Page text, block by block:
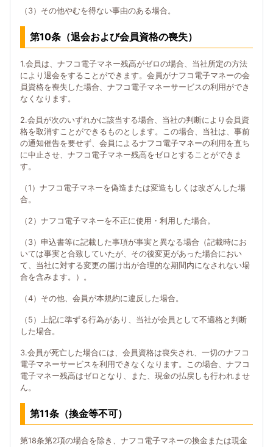
（3）その他やむを得ない事由のある場合。
第10条（退会および会員資格の喪失）
1.会員は、ナフコ電子マネー残高がゼロの場合、当社所定の方法
により退会をすることができます。会員がナフコ電子マネーの会
員資格を喪失した場合、ナフコ電子マネーサービスの利用ができ
なくなります。
2.会員が次のいずれかに該当する場合、当社の判断により会員資
格を取消すことができるものとします。この場合、当社は、事前
の通知催告を要せず、会員によるナフコ電子マネーの利用を直ち
に中止させ、ナフコ電子マネー残高をゼロとすることができま
す。
（1）ナフコ電子マネーを偽造または変造もしくは改ざんした場
合。
（2）ナフコ電子マネーを不正に使用・利用した場合。
（3）申込書等に記載した事項が事実と異なる場合（記載時にお
いては事実と合致していたが、その後変更があった場合におい
て、当社に対する変更の届け出が合理的な期間内になされない場
合を含みます。）。
（4）その他、会員が本規約に違反した場合。
（5）上記に準ずる行為があり、当社が会員として不適格と判断
した場合。
3.会員が死亡した場合には、会員資格は喪失され、一切のナフコ
電子マネーサービスを利用できなくなります。この場合、ナフコ
電子マネー残高はゼロとなり、また、現金の払戻しも行われませ
ん。
第11条（換金等不可）
第18条第2項の場合を除き、ナフコ電子マネーの換金または現金